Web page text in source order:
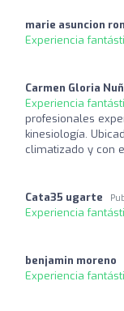
marie asuncion
Experiencia
Carmen Gloria
Experiencia
profesionales
kinesiología.
climatizado y con
Cata35 ugarte
Experiencia
benjamin moreno
Experiencia